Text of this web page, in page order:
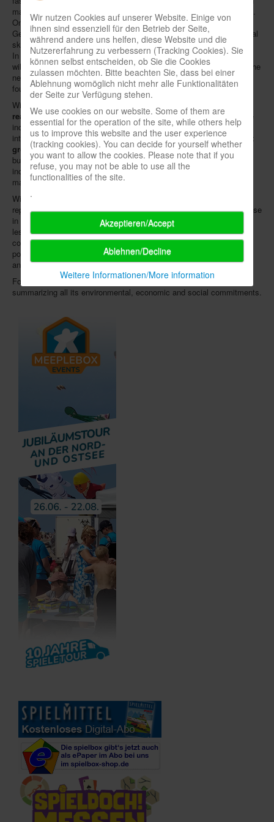
mail order brand
Qiéro! and the school equipment specialist
.
On top of that, the group operatesdigital HABA workshopsin ten
German cities, where six- to twelve-year-old children are taught digital
skills through robot building, game programming and other activities.
In the future, all of these divisions, with total sales of € 360 million,
will operate under the new umbrella nameHABA FAMILYGROUP
. The
new company logo shows wooden building blocks, as they are also
found in the catalogue.
With the renaming, HABA wants to emphasize its strategic
realignmentbegun in 2019; among other things, it aims to meet the
increasing digitalization of purchasing behavior and the
internationalization of markets. HABA hopes toincrease its current
group-wide sales to € 500 million by 2025. To this end, the online
business and distribution channels are to be further expanded,
including sales in North America and China. Internet sales will be
managed by a new office in Berlin.
With regard to the
reported that HABA and JAKO-O had achieved a "significant" increase
in sales; at the same time, however, the government had invested
less, impacting Wehrfritz (kindergartens) and project (schools). The
company described its 1st quarter of the current year as "very
positive", thanks in part to the spring collections for end customers
and demand from large online retailers / resellers.
For the first time, the group also published a sustainability report
summarizing all its environmental, economic and social commitments.
Wir nutzen Cookies auf unserer Website. Einige von
ihnen sind essenziell für den Betrieb der Seite,
während andere uns helfen, diese Website und die
Nutzererfahrung zu verbessern (Tracking Cookies). Sie
können selbst entscheiden, ob Sie die Cookies
zulassen möchten. Bitte beachten Sie, dass bei einer
Ablehnung womöglich nicht mehr alle Funktionalitäten
der Seite zur Verfügung stehen.
We use cookies on our website. Some of them are
essential for the operation of the site, while others help
us to improve this website and the user experience
(tracking cookies). You can decide for yourself whether
you want to allow the cookies. Please note that if you
refuse, you may not be able to use all the
functionalities of the site.
.
Akzeptieren/Accept
Ablehnen/Decline
Weitere Informationen/More information